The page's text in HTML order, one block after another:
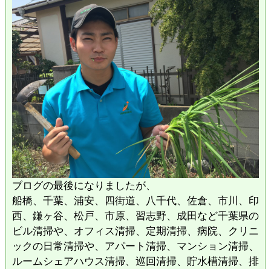
ブログの最後になりましたが、
船橋、千葉、浦安、四街道、八千代、佐倉、市川、印
西、鎌ヶ谷、松戸、市原、習志野、成田など千葉県の
ビル清掃や、オフィス清掃、定期清掃、病院、クリニ
ックの日常清掃や、アパート清掃、マンション清掃、
ルームシェアハウス清掃、巡回清掃、貯水槽清掃、排